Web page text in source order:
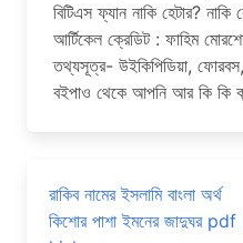
বিটিএস ফ্যান নাকি হেটার?
আর্টিকেল ক্রেডিট : ফাহিম
তথ্যসূত্র- উইকিপিডিয়া,
বইপাও থেকে আপনি আর কি কি
রাকিব নামের ইসলামি বাংলা অর্থ
কিশোর পাশা ইমনের জাদুঘর